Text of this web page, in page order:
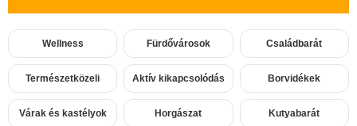
Wellness Fürdővárosok Családbarát
Természetközeli Aktív kikapcsolódás Borvidékek
Várak és kastélyok Horgászat Kutyabarát